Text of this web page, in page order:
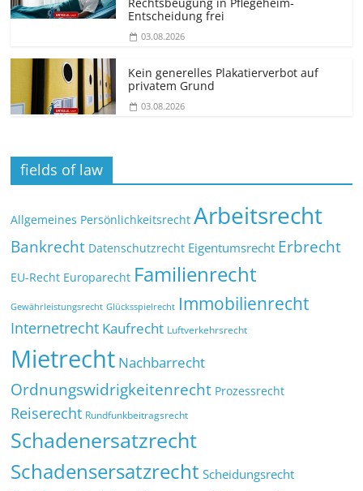
Rechtsbeugung in Pflegeheim-
Entscheidung frei
03.08.2026
Kein generelles Plakatierverbot auf
privatem Grund
03.08.2026
fields of law
Allgemeines Persönlichkeitsrecht Arbeitsrecht
Bankrecht Datenschutzrecht Eigentumsrecht Erbrecht
EU-Recht Europarecht Familienrecht
Gewährleistungsrecht Glücksspielrecht Immobilienrecht
Internetrecht Kaufrecht Luftverkehrsrecht
Mietrecht Nachbarrecht
Ordnungswidrigkeitenrecht Prozessrecht
Reiserecht Rundfunkbeitragsrecht
Schadenersatzrecht
Schadensersatzrecht Scheidungsrecht